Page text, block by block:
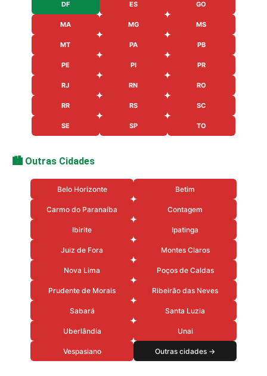
DF ES GO
MA MG MS
MT PA PB
PE PI PR
RJ RN RO
RR RS SC
SE SP TO
🏙️ Outras Cidades
Belo Horizonte Betim
Carmo do Paranaíba Contagem
Ibirite Ipatinga
Juiz de Fora Montes Claros
Nova Lima Poços de Caldas
Prudente de Morais Ribeirão das Neves
Sabará Santa Luzia
Uberlândia Unai
Vespasiano Outras cidades →